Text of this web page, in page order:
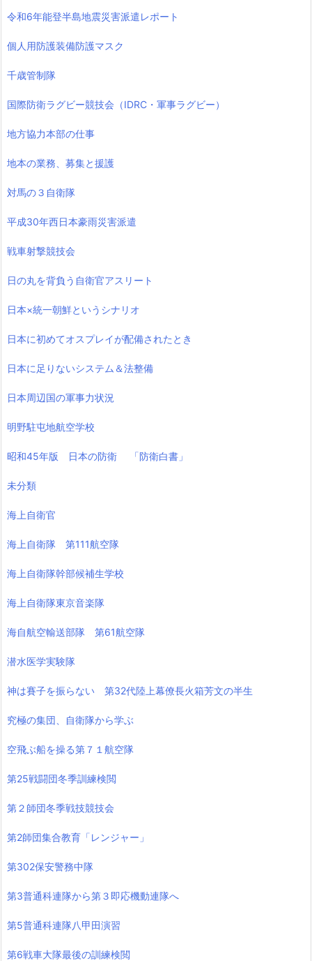
令和6年能登半島地震災害派遣レポート
個人用防護装備防護マスク
千歳管制隊
国際防衛ラグビー競技会（IDRC・軍事ラグビー）
地方協力本部の仕事
地本の業務、募集と援護
対馬の３自衛隊
平成30年西日本豪雨災害派遣
戦車射撃競技会
日の丸を背負う自衛官アスリート
日本×統一朝鮮というシナリオ
日本に初めてオスプレイが配備されたとき
日本に足りないシステム＆法整備
日本周辺国の軍事力状況
明野駐屯地航空学校
昭和45年版 日本の防衛 「防衛白書」
未分類
海上自衛官
海上自衛隊 第111航空隊
海上自衛隊幹部候補生学校
海上自衛隊東京音楽隊
海自航空輸送部隊 第61航空隊
潜水医学実験隊
神は賽子を振らない 第32代陸上幕僚長火箱芳文の半生
究極の集団、自衛隊から学ぶ
空飛ぶ船を操る第７１航空隊
第25戦闘団冬季訓練検閲
第２師団冬季戦技競技会
第2師団集合教育「レンジャー」
第302保安警務中隊
第3普通科連隊から第３即応機動連隊へ
第5普通科連隊八甲田演習
第6戦車大隊最後の訓練検閲